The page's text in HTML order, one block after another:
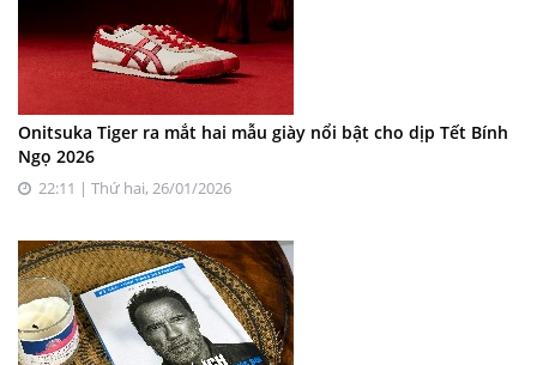
Onitsuka Tiger ra mắt hai mẫu giày nổi bật cho dịp Tết Bính
Ngọ 2026
22:11 | Thứ hai, 26/01/2026